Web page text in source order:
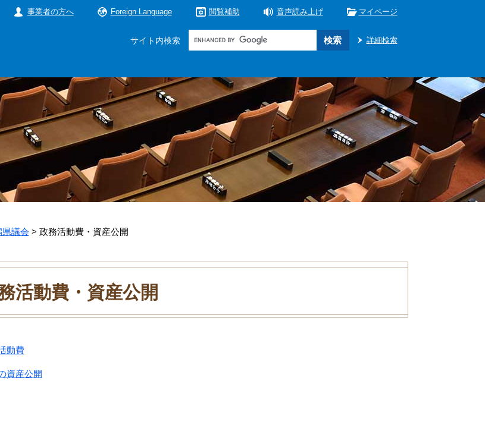
事業者の方へ Foreign Language 閲覧補助 音声読み上げ マイページ
サイト内検索
Google
ム
索
詳細検索
県議会 > 政務活動費・資産公開
活動費・資産公開
動費
資産公開